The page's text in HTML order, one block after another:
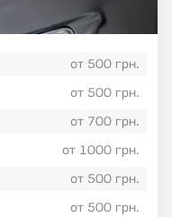
от 500 грн.
от 500 грн.
от 700 грн.
от 1000 грн.
от 500 грн.
от 500 грн.